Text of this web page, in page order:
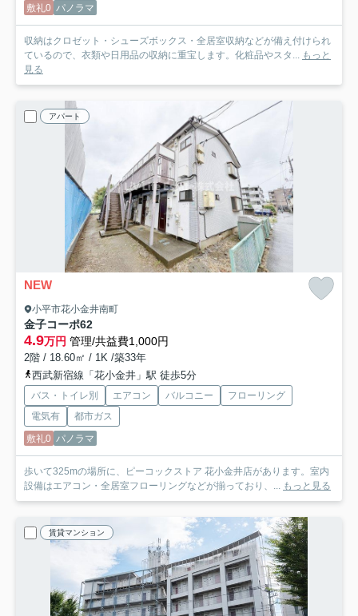
敷礼0 パノラマ
収納はクロゼット・シューズボックス・全居室収納などが備え付けられ
ているので、衣類や日用品の収納に重宝します。化粧品やスタ... もっと
見る
アパート
NEW
小平市花小金井南町
金子コーポ62
4.9万円 管理/共益費1,000円
2階 / 18.60㎡ / 1K /築33年
西武新宿線「花小金井」駅 徒歩5分
バス・トイレ別 エアコン バルコニー
フローリング
電気有
都市ガス
敷礼0 パノラマ
歩いて325mの場所に、ピーコックストア 花小金井店があります。室内
設備はエアコン・全居室フローリングなどが揃っており、... もっと見る
賃貸マンション